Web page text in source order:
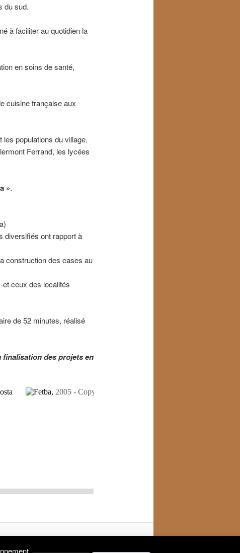
du sud.
à faciliter au quotidien la
en soins de santé,
cuisine française aux
les populations du village.
Ferrand, les lycées
».
diversifiés ont rapport à
construction des cases au
et ceux des localités
de 52 minutes, réalisé
finalisation des projets en